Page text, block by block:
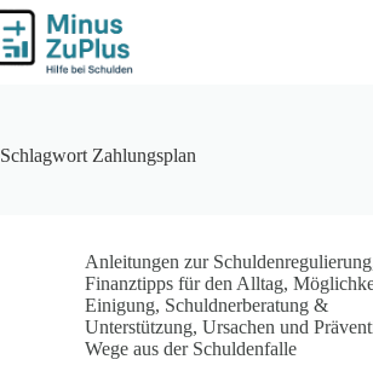
Zum
Inhalt
springen
Schlagwort Zahlungsplan
Anleitungen zur Schuldenregulierung
Finanztipps für den Alltag,
Einigung, Schuldnerberatung &
Unterstützung, Ursachen und
Wege aus der Schuldenfalle